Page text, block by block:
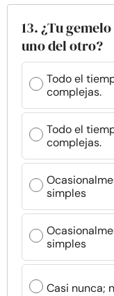
13. ¿Tu
uno del otro?
Todo el
complejas.
Todo el
complejas.
simples
simples
Casi nunca;